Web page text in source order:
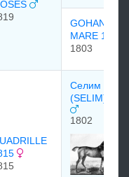
GOHANNA
MARE 1803
1803
Селим
(SELIM)
1802